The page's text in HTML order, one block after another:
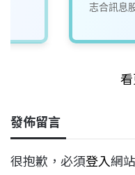
志合訊息
發佈留言
很抱歉，必須登入網